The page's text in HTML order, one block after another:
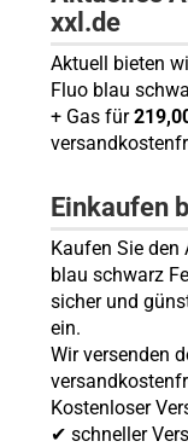
xxl.de
Aktuell bieten
Fluo blau
+ Gas für
Einkaufen
Kaufen Sie den
blau schwarz
sicher und
ein.
Wir versenden
Kostenloser
✔ schneller